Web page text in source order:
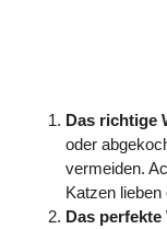
Das richtige
oder
vermeiden.
Katzen
Das